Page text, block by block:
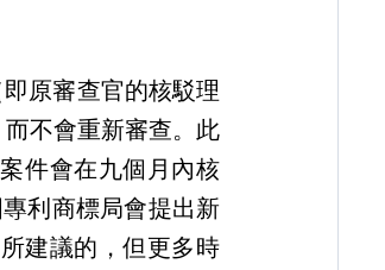
不會重新審查。此
件會在九個月內核
利商標局會提出新
建議的，但更多時